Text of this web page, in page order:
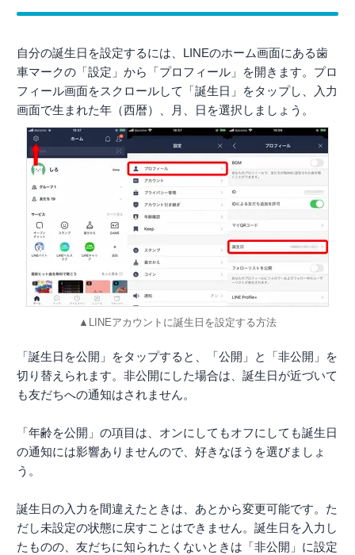
自分の誕生日を設定するには、LINEのホーム画面にある歯
車マークの「設定」から「プロフィール」を開きます。プロ
フィール画面をスクロールして「誕生日」をタップし、入力
画面で生まれた年（西暦）、月、日を選択しましょう。
▲LINEアカウントに誕生日を設定する方法
「誕生日を公開」をタップすると、「公開」と「非公開」を
切り替えられます。非公開にした場合は、誕生日が近づいて
も友だちへの通知はされません。
「年齢を公開」の項目は、オンにしてもオフにしても誕生日
の通知には影響ありませんので、好きなほうを選びましょ
う。
誕生日の入力を間違えたときは、あとから変更可能です。た
だし未設定の状態に戻すことはできません。誕生日を入力し
たものの、友だちに知られたくないときは「非公開」に設定